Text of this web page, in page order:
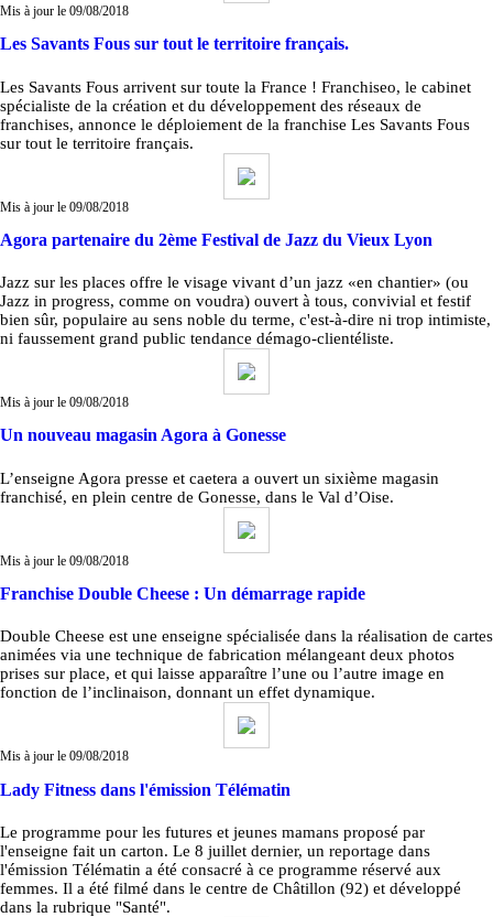
Mis à jour le 09/08/2018
Les Savants Fous sur tout le territoire français.
Les Savants Fous arrivent sur toute la France ! Franchiseo, le cabinet
spécialiste de la création et du développement des réseaux de
franchises, annonce le déploiement de la franchise Les Savants Fous
sur tout le territoire français.
Mis à jour le 09/08/2018
Agora partenaire du 2ème Festival de Jazz du Vieux Lyon
Jazz sur les places offre le visage vivant d’un jazz «en chantier» (ou
Jazz in progress, comme on voudra) ouvert à tous, convivial et festif
bien sûr, populaire au sens noble du terme, c'est-à-dire ni trop intimiste,
ni faussement grand public tendance démago-clientéliste.
Mis à jour le 09/08/2018
Un nouveau magasin Agora à Gonesse
L’enseigne Agora presse et caetera a ouvert un sixième magasin
franchisé, en plein centre de Gonesse, dans le Val d’Oise.
Mis à jour le 09/08/2018
Franchise Double Cheese : Un démarrage rapide
Double Cheese est une enseigne spécialisée dans la réalisation de cartes
animées via une technique de fabrication mélangeant deux photos
prises sur place, et qui laisse apparaître l’une ou l’autre image en
fonction de l’inclinaison, donnant un effet dynamique.
Mis à jour le 09/08/2018
Lady Fitness dans l'émission Télématin
Le programme pour les futures et jeunes mamans proposé par
l'enseigne fait un carton. Le 8 juillet dernier, un reportage dans
l'émission Télématin a été consacré à ce programme réservé aux
femmes. Il a été filmé dans le centre de Châtillon (92) et développé
dans la rubrique "Santé".